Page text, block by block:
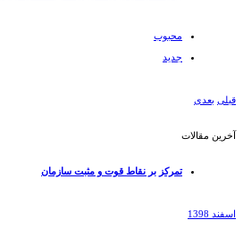
محبوب
جدید
قبلی بعدی
آخرین مقالات
تمرکز بر نقاط قوت و مثبت سازمان
اسفند 1398